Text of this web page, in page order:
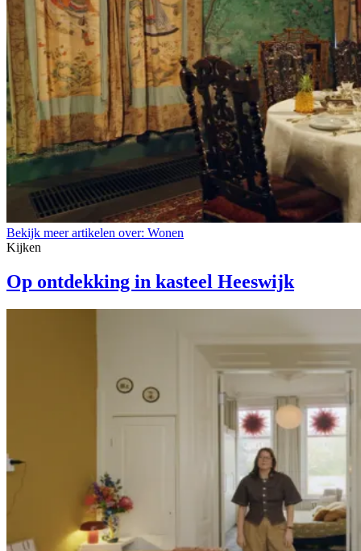
Bekijk meer artikelen over: Wonen
Kijken
Op ontdekking in kasteel Heeswijk